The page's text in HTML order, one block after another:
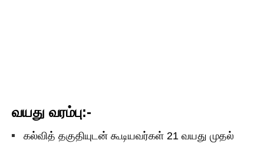
வயது வரம்பு:-
கல்வித் தகுதியுடன் கூடியவர்கள் 21 வயது முதல்